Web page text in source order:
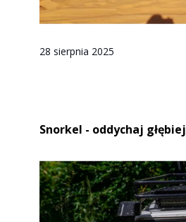
28 sierpnia 2025
Snorkel - oddychaj głębiej